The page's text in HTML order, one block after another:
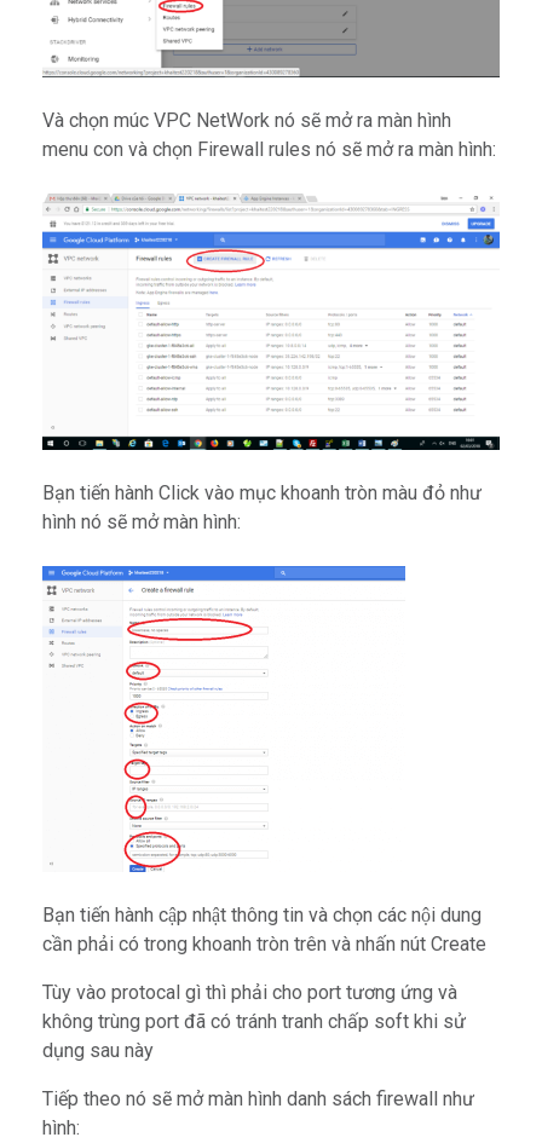
Và chọn múc VPC NetWork nó sẽ mở ra màn hình
menu con và chọn Firewall rules nó sẽ mở ra màn hình:
Bạn tiến hành Click vào mục khoanh tròn màu đỏ như
hình nó sẽ mở màn hình:
Bạn tiến hành cập nhật thông tin và chọn các nội dung
cần phải có trong khoanh tròn trên và nhấn nút Create
Tùy vào protocal gì thì phải cho port tương ứng và
không trùng port đã có tránh tranh chấp soft khi sử
dụng sau này
Tiếp theo nó sẽ mở màn hình danh sách firewall như
hình: